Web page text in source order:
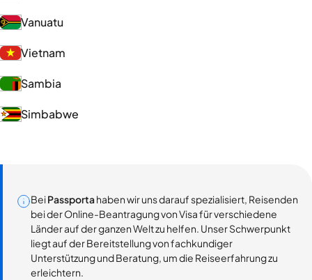
Vanuatu
Vietnam
Sambia
Simbabwe
BeiPassportahaben wir uns darauf spezialisiert, Reisenden
bei der Online-Beantragung von Visa für verschiedene
Länder auf der ganzen Welt zu helfen. Unser Schwerpunkt
liegt auf der Bereitstellung von fachkundiger
Unterstützung und Beratung, um die Reiseerfahrung zu
erleichtern.